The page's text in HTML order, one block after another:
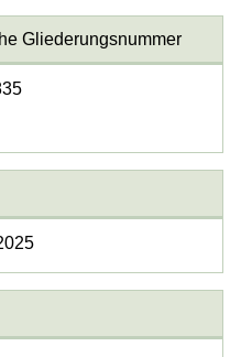
Gliederungsnummer